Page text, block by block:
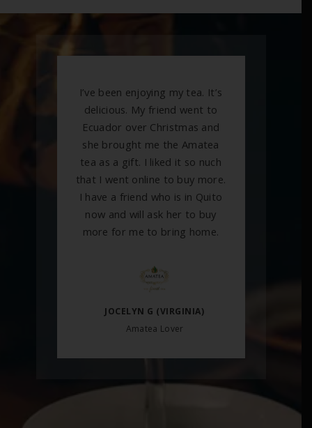
I’ve been enjoying my tea. It’s
delicious. My friend went to
Ecuador over Christmas and
she brought me the Amatea
tea as a gift. I liked it so nuch
that I went online to buy more.
I have a friend who is in Quito
now and will ask her to buy
more for me to bring home.
JOCELYN G (VIRGINIA)
Amatea Lover